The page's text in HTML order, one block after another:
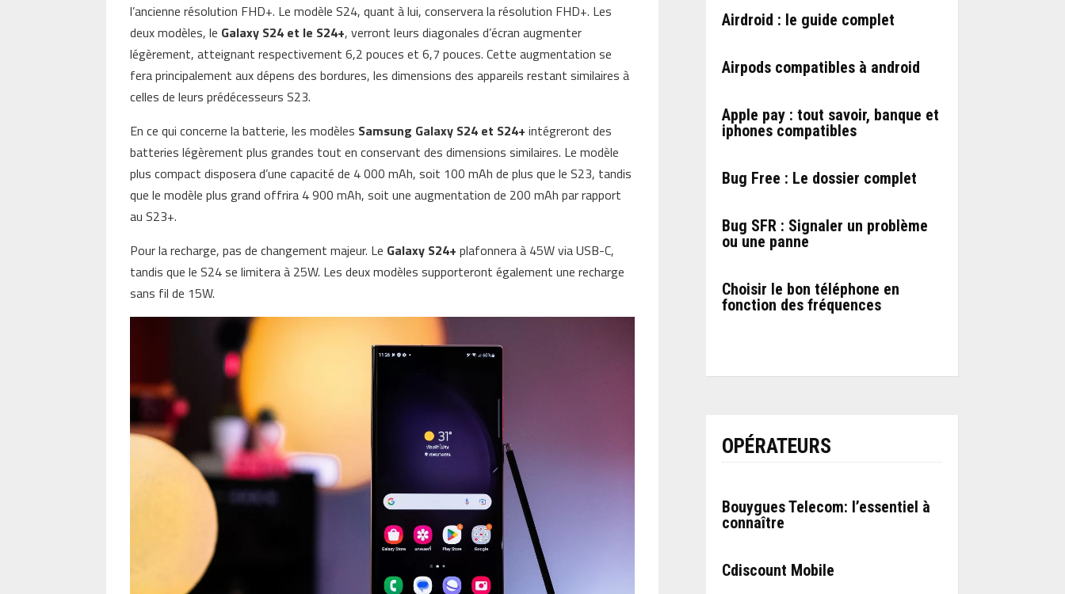
l’ancienne résolution FHD+. Le modèle S24, quant à lui, conservera la résolution FHD+. Les
deux modèles, le Galaxy S24 et le S24+, verront leurs diagonales d’écran augmenter
légèrement, atteignant respectivement 6,2 pouces et 6,7 pouces. Cette augmentation se
fera principalement aux dépens des bordures, les dimensions des appareils restant similaires à
celles de leurs prédécesseurs S23.
En ce qui concerne la batterie, les modèles Samsung Galaxy S24 et S24+ intégreront des
batteries légèrement plus grandes tout en conservant des dimensions similaires. Le modèle
plus compact disposera d’une capacité de 4 000 mAh, soit 100 mAh de plus que le S23, tandis
que le modèle plus grand offrira 4 900 mAh, soit une augmentation de 200 mAh par rapport
au S23+.
Pour la recharge, pas de changement majeur. Le Galaxy S24+ plafonnera à 45W via USB-C,
tandis que le S24 se limitera à 25W. Les deux modèles supporteront également une recharge
sans fil de 15W.
Airdroid : le guide complet
Airpods compatibles à android
Apple pay : tout savoir, banque et
iphones compatibles
Bug Free : Le dossier complet
Bug SFR : Signaler un problème
ou une panne
Choisir le bon téléphone en
fonction des fréquences
OPÉRATEURS
Bouygues Telecom: l’essentiel à
connaître
Cdiscount Mobile